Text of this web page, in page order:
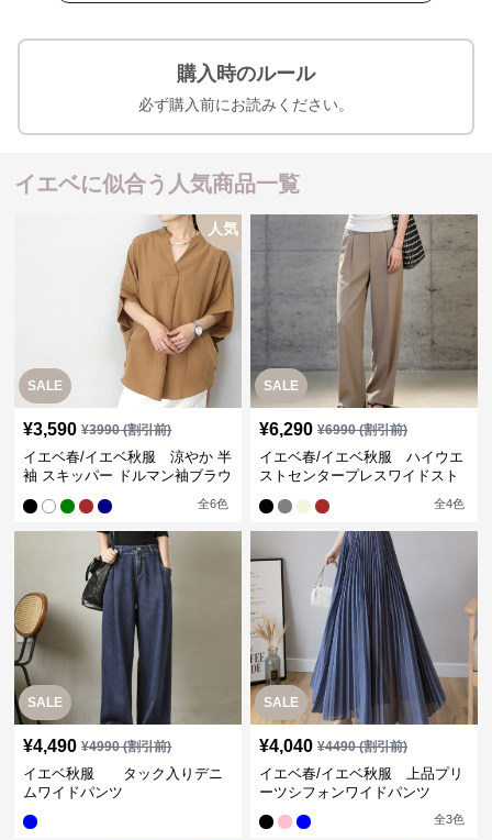
購入時のルール
必ず購入前にお読みください。
イエベに似合う人気商品一覧
SALE
人気
¥3,590 ¥3990(割引前)
イエベ春/イエベ秋服 涼やか 半
袖 スキッパー ドルマン袖ブラウ
全6色
SALE
¥6,290 ¥6990(割引前)
イエベ春/イエベ秋服 ハイウエ
ストセンタープレスワイドスト
全4色
SALE
¥4,490 ¥4990(割引前)
イエベ秋服 タック入りデニ
ムワイドパンツ
SALE
¥4,040 ¥4490(割引前)
イエベ春/イエベ秋服 上品プリ
ーツシフォンワイドパンツ
全3色